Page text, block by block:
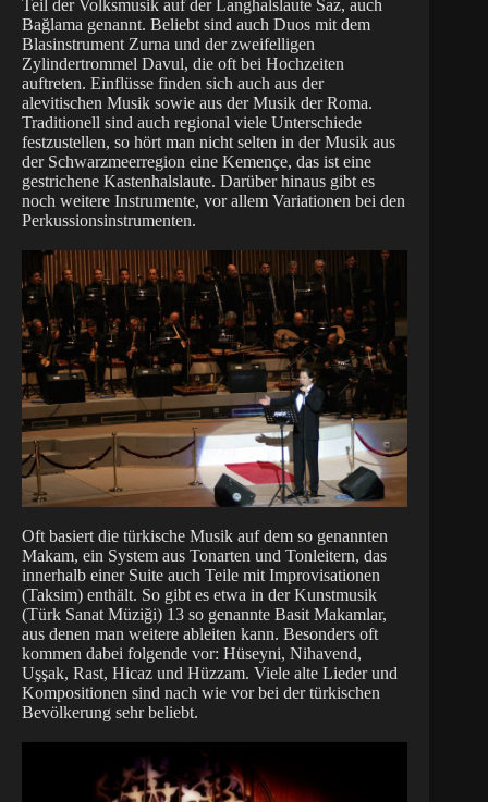
Teil der Volksmusik auf der Langhalslaute Saz, auch
Bağlama genannt. Beliebt sind auch Duos mit dem
Blasinstrument Zurna und der zweifelligen
Zylindertrommel Davul, die oft bei Hochzeiten
auftreten. Einflüsse finden sich auch aus der
alevitischen Musik sowie aus der Musik der Roma.
Traditionell sind auch regional viele Unterschiede
festzustellen, so hört man nicht selten in der Musik aus
der Schwarzmeerregion eine Kemençe, das ist eine
gestrichene Kastenhalslaute. Darüber hinaus gibt es
noch weitere Instrumente, vor allem Variationen bei den
Perkussionsinstrumenten.
Oft basiert die türkische Musik auf dem so genannten
Makam, ein System aus Tonarten und Tonleitern, das
innerhalb einer Suite auch Teile mit Improvisationen
(Taksim) enthält. So gibt es etwa in der Kunstmusik
(Türk Sanat Müziği) 13 so genannte Basit Makamlar,
aus denen man weitere ableiten kann. Besonders oft
kommen dabei folgende vor: Hüseyni, Nihavend,
Uşşak, Rast, Hicaz und Hüzzam. Viele alte Lieder und
Kompositionen sind nach wie vor bei der türkischen
Bevölkerung sehr beliebt.